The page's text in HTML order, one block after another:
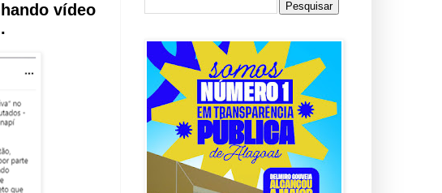
vídeo